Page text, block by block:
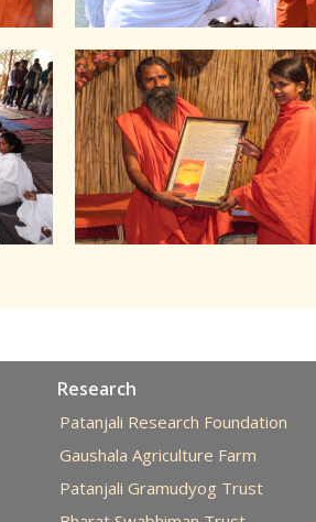
Research
Patanjali Research Foundation
Gaushala Agriculture Farm
Patanjali Gramudyog Trust